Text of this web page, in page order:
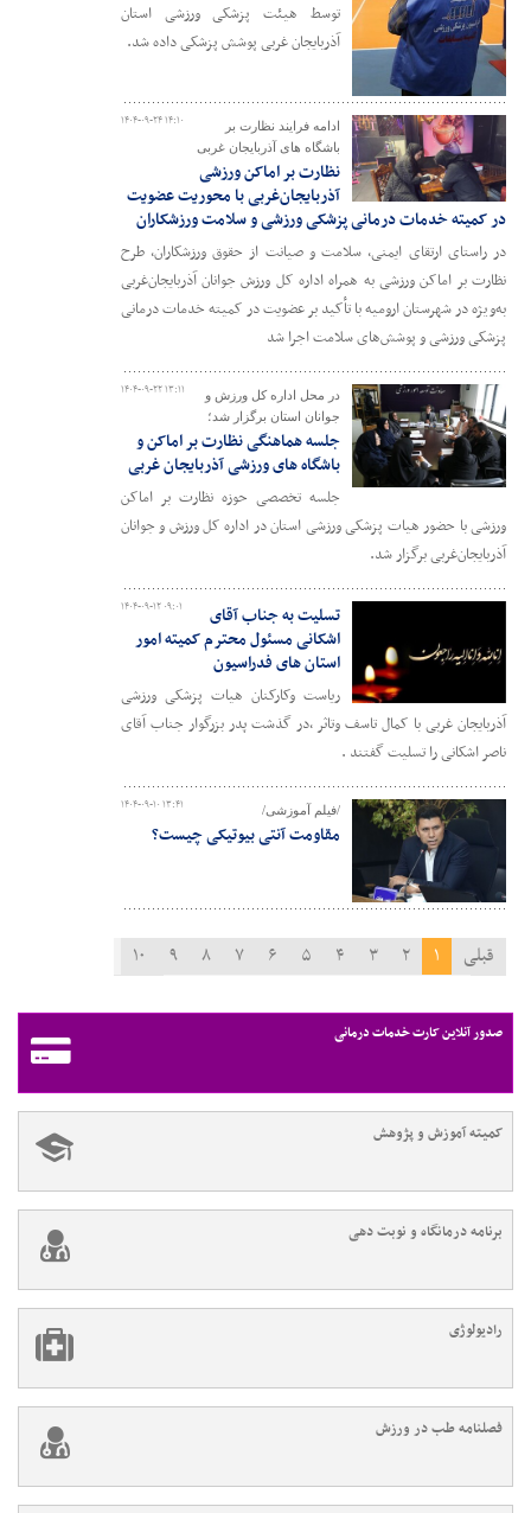
توسط هیئت پزشکی ورزشی استان
آذربایجان غربی پوشش پزشکی داده شد.
۱۴۰۴-۰۹-۲۴ ۱۴:۱۰
ادامه فرایند نظارت بر
باشگاه های آذربایجان غربی
نظارت بر اماکن ورزشی
آذربایجان‌غربی با محوریت عضویت
در کمیته خدمات درمانی پزشکی ورزشی و سلامت ورزشکاران
در راستای ارتقای ایمنی، سلامت و صیانت از حقوق ورزشکاران، طرح
نظارت بر اماکن ورزشی به همراه اداره کل ورزش جوانان آذربایجان‌غربی
به‌ویژه در شهرستان ارومیه با تأکید بر عضویت در کمیته خدمات درمانی
پزشکی ورزشی و پوشش‌های سلامت اجرا شد
۱۴۰۴-۰۹-۲۲ ۱۳:۱۱
در محل اداره کل ورزش و
جوانان استان برگزار شد؛
جلسه هماهنگی نظارت بر اماکن و
باشگاه های ورزشی آذربایجان غربی
جلسه تخصصی حوزه نظارت بر اماکن
ورزشی با حضور هیات پزشکی ورزشی استان در اداره کل ورزش و جوانان
آذربایجان‌غربی برگزار شد.
۱۴۰۴-۰۹-۱۲ ۰۹:۰۱
تسلیت به جناب آقای
اشکانی مسئول محترم کمیته امور
استان های فدراسیون
ریاست وکارکنان هیات پزشکی ورزشی
آذربایجان غربی با کمال تاسف وتاثر ،در گذشت پدر بزرگوار جناب آقای
ناصر اشکانی را تسلیت گفتند .
۱۴۰۴-۰۹-۱۰ ۱۳:۴۱ /فیلم آموزشی/
مقاومت آنتی بیوتیکی چیست؟
قبلی ۱ ۲ ۳ ۴ ۵ ۶ ۷ ۸ ۹
۱۰
صدور آنلاین کارت خدمات درمانی
کمیته آموزش و پژوهش
برنامه درمانگاه و نوبت دهی
رادیولوژی
فصلنامه طب در ورزش